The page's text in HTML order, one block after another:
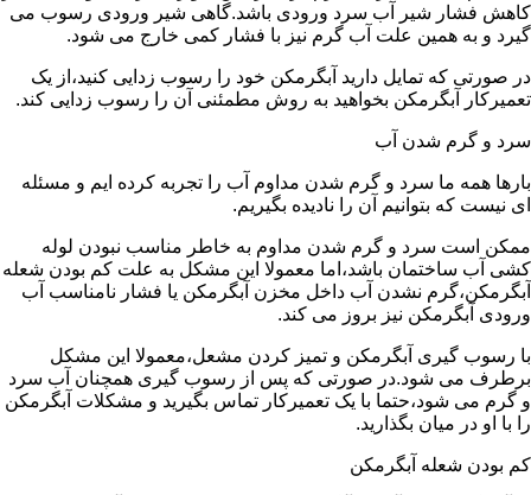
کاهش فشار شیر آب سرد ورودی باشد.گاهی شیر ورودی رسوب می
گیرد و به همین علت آب گرم نیز با فشار کمی خارج می شود.
در صورتی که تمایل دارید آبگرمکن خود را رسوب زدایی کنید،از یک
تعمیرکار آبگرمکن بخواهید به روش مطمئنی آن را رسوب زدایی کند.
سرد و گرم شدن آب
بارها همه ما سرد و گرم شدن مداوم آب را تجربه کرده ایم و مسئله
ای نیست که بتوانیم آن را نادیده بگیریم.
ممکن است سرد و گرم شدن مداوم به خاطر مناسب نبودن لوله
کشی آب ساختمان باشد،اما معمولا این مشکل به علت کم بودن شعله
آبگرمکن،گرم نشدن آب داخل مخزن آبگرمکن یا فشار نامناسب آب
ورودی آبگرمکن نیز بروز می کند.
با رسوب گیری آبگرمکن و تمیز کردن مشعل،معمولا این مشکل
برطرف می شود.در صورتی که پس از رسوب گیری همچنان آب سرد
و گرم می شود،حتما با یک تعمیرکار تماس بگیرید و مشکلات آبگرمکن
را با او در میان بگذارید.
کم بودن شعله آبگرمکن